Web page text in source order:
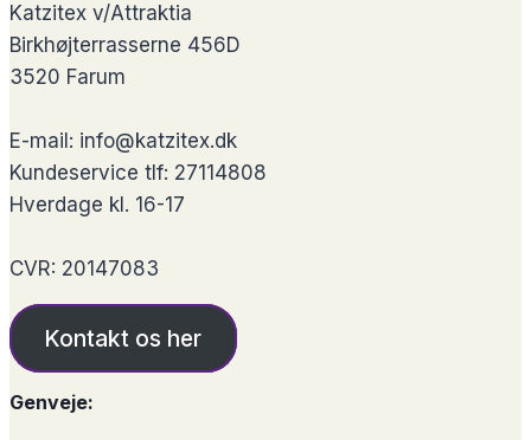
Katzitex v/Attraktia
Birkhøjterrasserne 456D
3520 Farum
E-mail: info@katzitex.dk
Kundeservice tlf: 27114808
Hverdage kl. 16-17
CVR: 20147083
Kontakt os her
Genveje: